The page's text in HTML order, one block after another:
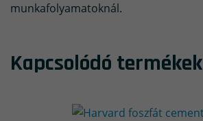
munkafolyamatoknál.
Kapcsolódó termékek